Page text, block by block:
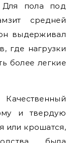
Для пола под
средней
выдерживал
где нагрузки
более легкие
и твердую
или крошатся,